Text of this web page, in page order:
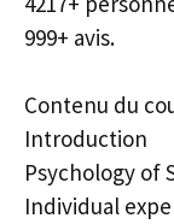
999+ avis.
Contenu du
Introduction
Psychology of
Individual